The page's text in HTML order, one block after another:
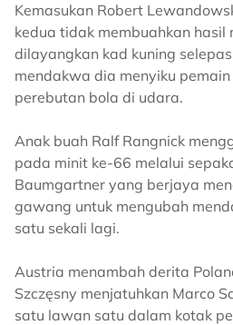
Kemasukan Robert
kedua tidak membuahkan
dilayangkan kad kuning
mendakwa dia menyiku
perebutan bola di udara.
Anak buah Ralf Rangnick
pada minit ke-66 melalui
Baumgartner yang berjaya
gawang untuk mengubah
satu sekali lagi.
Austria menambah derita
Szczęsny menjatuhkan Marco
satu lawan satu dalam kotak